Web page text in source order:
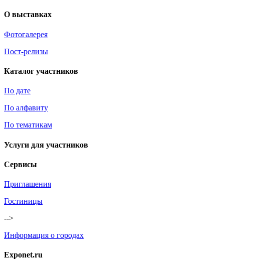
О выставках
Фотогалерея
Пост-релизы
Каталог участников
По дате
По алфавиту
По тематикам
Услуги для участников
Сервисы
Приглашения
Гостиницы
-->
Информация о городах
Exponet.ru